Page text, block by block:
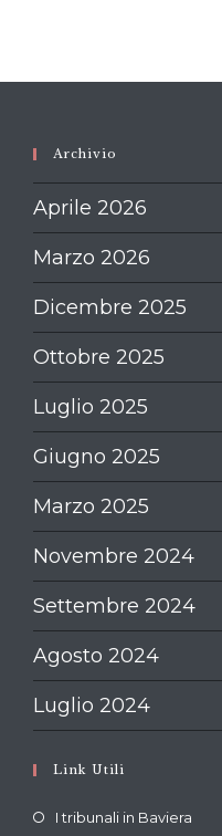
Archivio
Aprile 2026
Marzo 2026
Dicembre 2025
Ottobre 2025
Luglio 2025
Giugno 2025
Marzo 2025
Novembre 2024
Settembre 2024
Agosto 2024
Luglio 2024
Link Utili
I tribunali in Baviera